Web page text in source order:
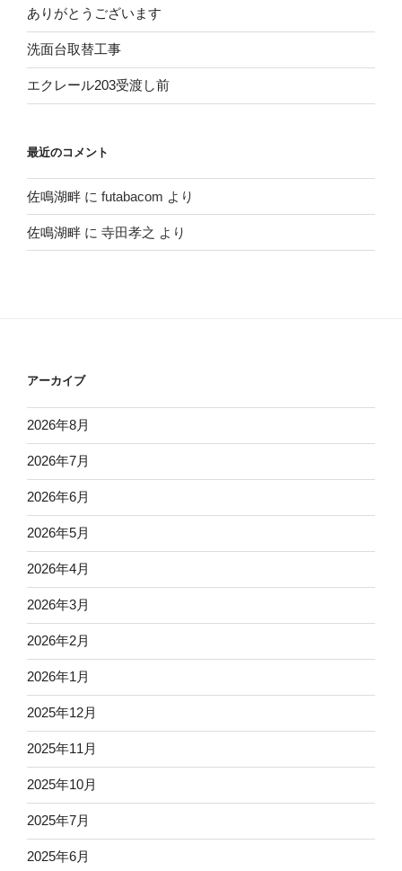
ありがとうございます
洗面台取替工事
エクレール203受渡し前
最近のコメント
佐鳴湖畔 に futabacom より
佐鳴湖畔 に 寺田孝之 より
アーカイブ
2026年8月
2026年7月
2026年6月
2026年5月
2026年4月
2026年3月
2026年2月
2026年1月
2025年12月
2025年11月
2025年10月
2025年7月
2025年6月